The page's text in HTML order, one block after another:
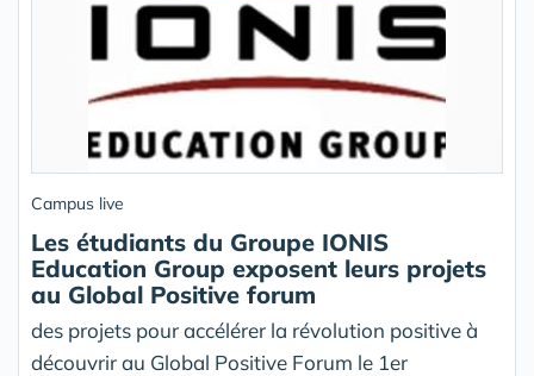
Campus live
Les étudiants du Groupe IONIS
Education Group exposent leurs projets
au Global Positive forum
des projets pour accélérer la révolution positive à
découvrir au Global Positive Forum le 1er